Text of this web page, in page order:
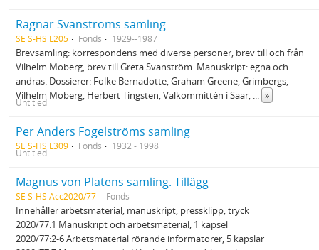
Ragnar Svanströms samling
SE S-HS L205 Fonds 1929--1987
Brevsamling: korrespondens med diverse personer, brev till och från
Vilhelm Moberg, brev till Greta Svanström. Manuskript: egna och
andras. Dossierer: Folke Bernadotte, Graham Greene, Grimbergs,
Vilhelm Moberg, Herbert Tingsten, Valkommittén i Saar, ... »
Untitled
Per Anders Fogelströms samling
SE S-HS L309 Fonds 1932 - 1998
Untitled
Magnus von Platens samling. Tillägg
SE S-HS Acc2020/77 Fonds
Innehåller arbetsmaterial, manuskript, pressklipp, tryck
2020/77:1 Manuskript och arbetsmaterial, 1 kapsel
2020/77:2-6 Arbetsmaterial rörande informatorer, 5 kapslar